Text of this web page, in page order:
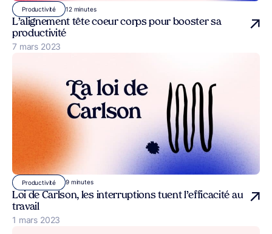
Productivité 12 minutes
L’alignement tête coeur corps pour booster sa
productivité
Publié le
7 mars 2023
Productivité 9 minutes
Loi de Carlson, les interruptions tuent l’efficacité au
travail
Publié le
1 mars 2023